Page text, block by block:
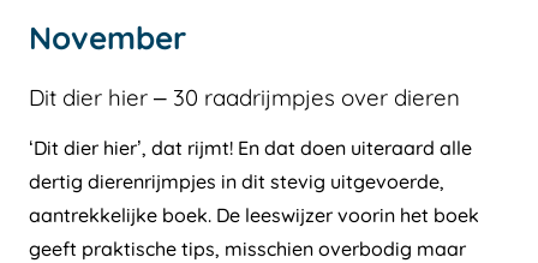
November
Dit dier hier – 30 raadrijmpjes over dieren
‘Dit dier hier’, dat rijmt! En dat doen uiteraard alle
dertig dierenrijmpjes in dit stevig uitgevoerde,
aantrekkelijke boek. De leeswijzer voorin het boek
geeft praktische tips, misschien overbodig maar